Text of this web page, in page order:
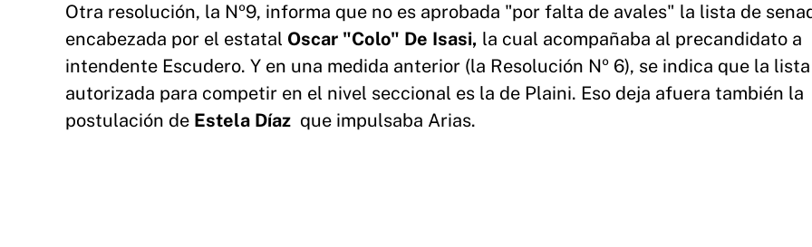
Otra resolución, la Nº9, informa que no es aprobada "por falta de avales" la lista de
encabezada por el estatal Oscar "Colo" De Isasi, la cual acompañaba al precandidato a
intendente Escudero. Y en una medida anterior (la Resolución Nº 6), se indica que la lista
autorizada para competir en el nivel seccional es la de Plaini. Eso deja afuera también la
postulación de Estela Díaz que impulsaba Arias.